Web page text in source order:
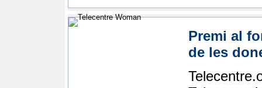
Premi al
de les